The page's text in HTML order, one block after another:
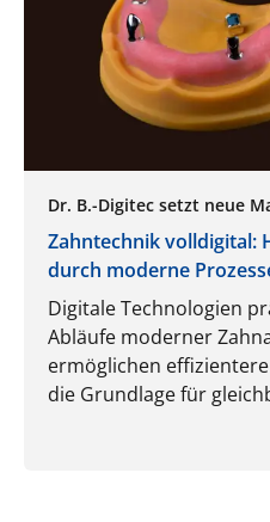
Dr. B.-Digitec setzt neue
Zahntechnik volldigital:
durch moderne
Digitale Technologien
Abläufe moderner
ermöglichen
die Grundlage für
Zahnersatzlösungen.